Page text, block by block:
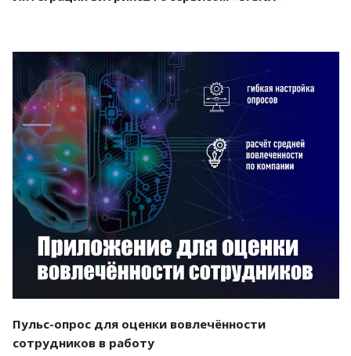
Смотреть проект
Пульс-опрос для оценки вовлечённости
сотрудников в работу